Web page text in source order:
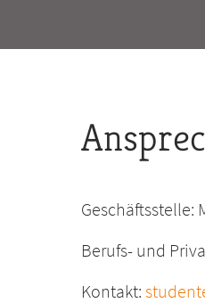
Geschäftsstelle:
Berufs- und
Kontakt: